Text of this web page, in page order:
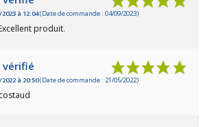
à 12:04(Date de commande : 04/09/2023)
produit.
vérifié
à 20:50(Date de commande : 21/05/2022)